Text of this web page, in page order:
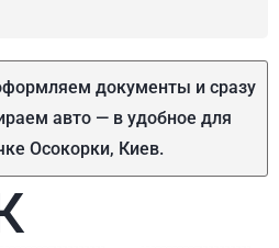
документы и сразу
авто — в удобное для
Осокорки, Киев.